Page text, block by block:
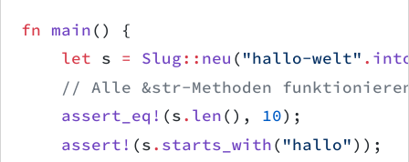
fn main() {
    let
s = Slug:: neu ( "hallo-welt" .
// Alle &str-Methoden
    assert_eq!
(s. len(), 10);
    assert!
(s. starts_with( "hallo"));